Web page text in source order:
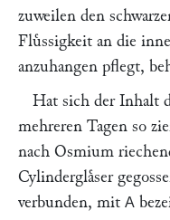
zuweilen den
Fluͤssigkeit an die
anzuhangen pflegt,
Hat sich der Inhalt
mehreren Tagen so
nach Osmium
Cylinderglaͤser
verbunden, mit A